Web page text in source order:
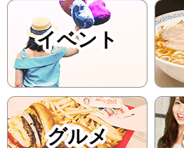
イベント
グルメ